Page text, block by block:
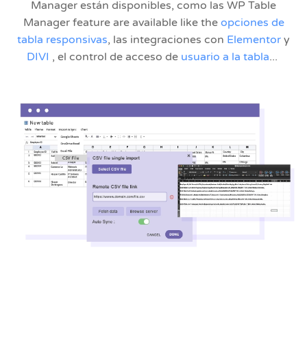
Manager están disponibles, como las WP Table
Manager feature are available like the opciones de
tabla responsivas, las integraciones con Elementor y
DIVI , el control de acceso de usuario a la tabla...